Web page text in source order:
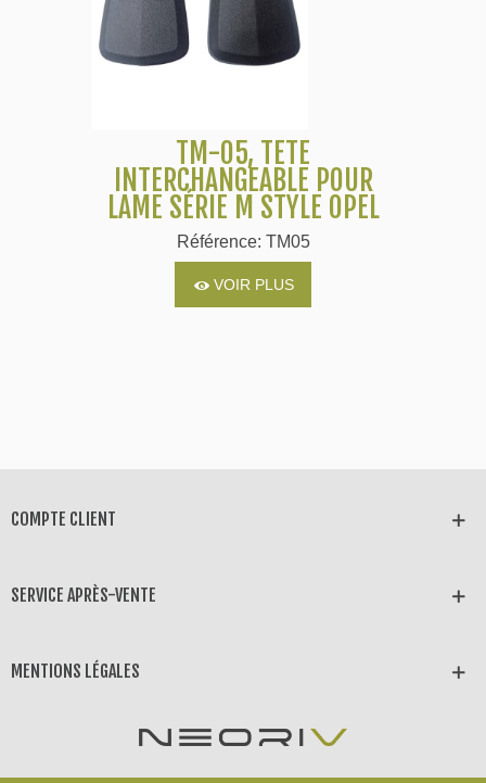
TM-05, TÊTE
INTERCHANGEABLE POUR
LAME SÉRIE M STYLE OPEL
Référence: TM05
VOIR PLUS
COMPTE CLIENT
SERVICE APRÈS-VENTE
MENTIONS LÉGALES